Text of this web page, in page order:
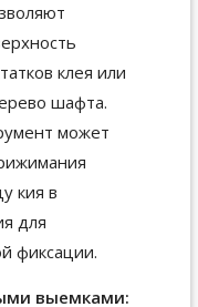
клея или
шафта.
может
кия в
для
фиксации.
выемками: